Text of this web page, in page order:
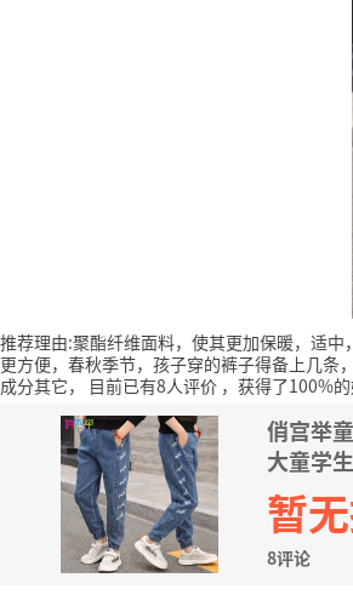
推荐理由:聚酯纤维面料，使其更加保暖，适
更方便，春秋季节，孩子穿的裤子得备上几条
成分其它，
目前已有8人评价 ，获得了100%
俏宫举
大童学
暂
8评论